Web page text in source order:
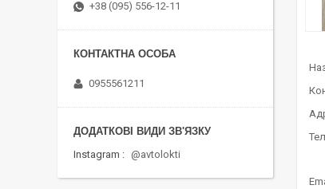
+38 (095) 556-12-11
0955561211
Instagram @avtolokti